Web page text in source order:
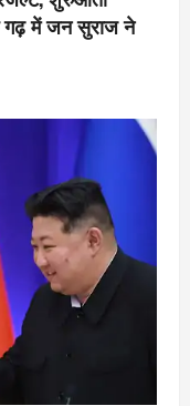
गढ़ में जन सुराज ने